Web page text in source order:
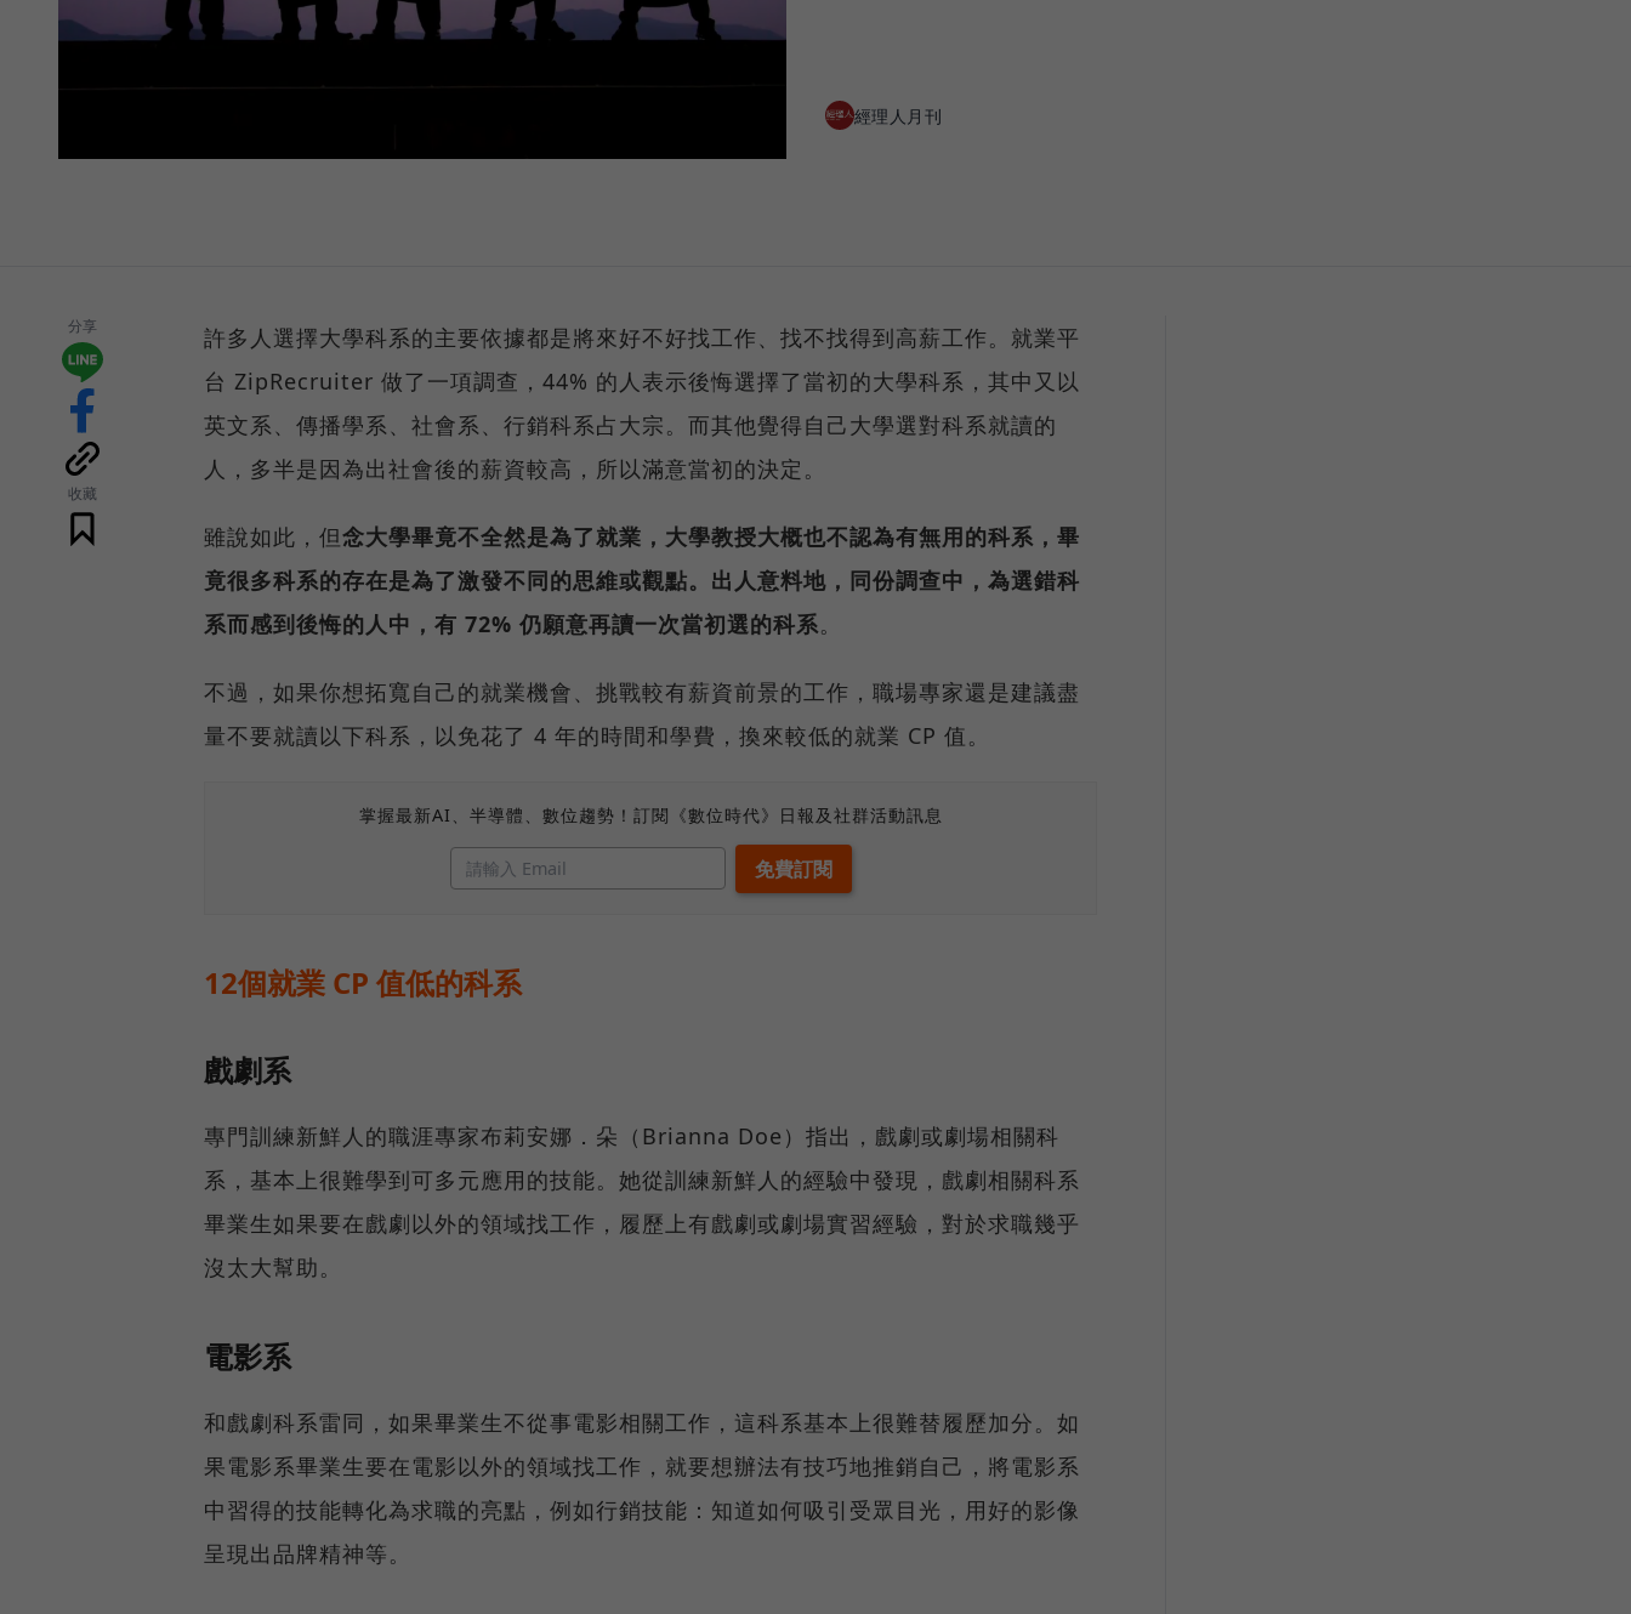
經理人月刊
分享
收藏
許多人選擇大學科系的主要依據都是將來好不好找工作、找不找得到高薪工作。就業平
台 ZipRecruiter 做了一項調查，44% 的人表示後悔選擇了當初的大學科系，其中又以
英文系、傳播學系、社會系、行銷科系占大宗。而其他覺得自己大學選對科系就讀的
人，多半是因為出社會後的薪資較高，所以滿意當初的決定。
雖說如此，但念大學畢竟不全然是為了就業，大學教授大概也不認為有無用的科系，畢
竟很多科系的存在是為了激發不同的思維或觀點。出人意料地，同份調查中，為選錯科
系而感到後悔的人中，有 72% 仍願意再讀一次當初選的科系。
不過，如果你想拓寬自己的就業機會、挑戰較有薪資前景的工作，職場專家還是建議盡
量不要就讀以下科系，以免花了 4 年的時間和學費，換來較低的就業 CP 值。
掌握最新AI、半導體、數位趨勢！訂閱《數位時代》日報及社群活動訊息
12個就業 CP 值低的科系
戲劇系
專門訓練新鮮人的職涯專家布莉安娜．朵（Brianna Doe）指出，戲劇或劇場相關科
系，基本上很難學到可多元應用的技能。她從訓練新鮮人的經驗中發現，戲劇相關科系
畢業生如果要在戲劇以外的領域找工作，履歷上有戲劇或劇場實習經驗，對於求職幾乎
沒太大幫助。
電影系
和戲劇科系雷同，如果畢業生不從事電影相關工作，這科系基本上很難替履歷加分。如
果電影系畢業生要在電影以外的領域找工作，就要想辦法有技巧地推銷自己，將電影系
中習得的技能轉化為求職的亮點，例如行銷技能：知道如何吸引受眾目光，用好的影像
呈現出品牌精神等。